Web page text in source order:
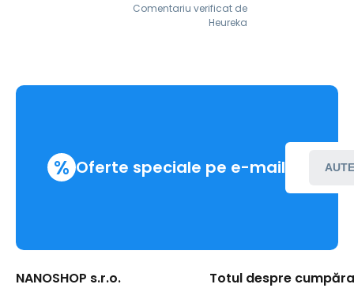
Comentariu verificat de
Heureka
% Oferte speciale pe e-mail
NANOSHOP s.r.o. Totul despre